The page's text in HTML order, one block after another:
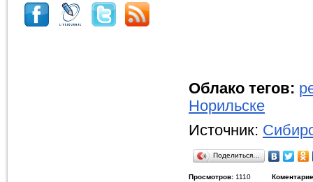
Облако тегов:
Норильске
Источник:
Поделиться…
Просмотров: 1110